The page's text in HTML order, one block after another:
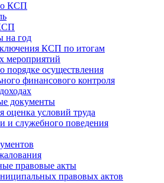
о КСП
на год
КСП по итогам
мероприятий
порядке осуществления
финансового контроля
документы
оценка условий труда
и служебного поведения
правовые акты
правовых актов